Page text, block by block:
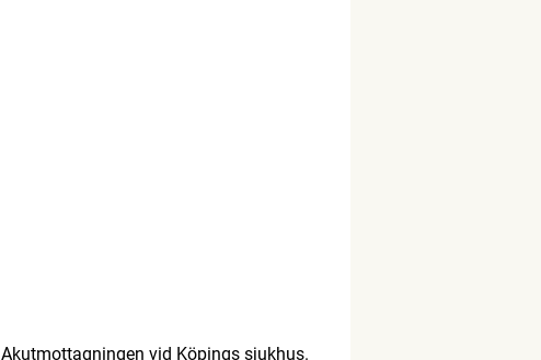
Akutmottagningen vid Köpings sjukhus.